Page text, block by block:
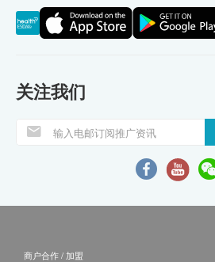
关注我们
商户合作 / 加盟